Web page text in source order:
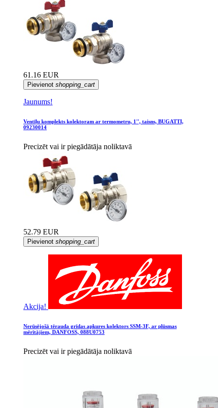
61.16 EUR
Pievienot shopping_cart
Jaunums!
Ventīļu komplekts kolektoram ar termometru, 1'', taisns, BUGATTI,
09230014
Precizēt vai ir piegādātāja noliktavā
52.79 EUR
Pievienot shopping_cart
Akcija!
Nerūsējošā tērauda grīdas apkures kolektors SSM-3F, ar plūsmas
mērītājiem, DANFOSS, 088U0753
Precizēt vai ir piegādātāja noliktavā